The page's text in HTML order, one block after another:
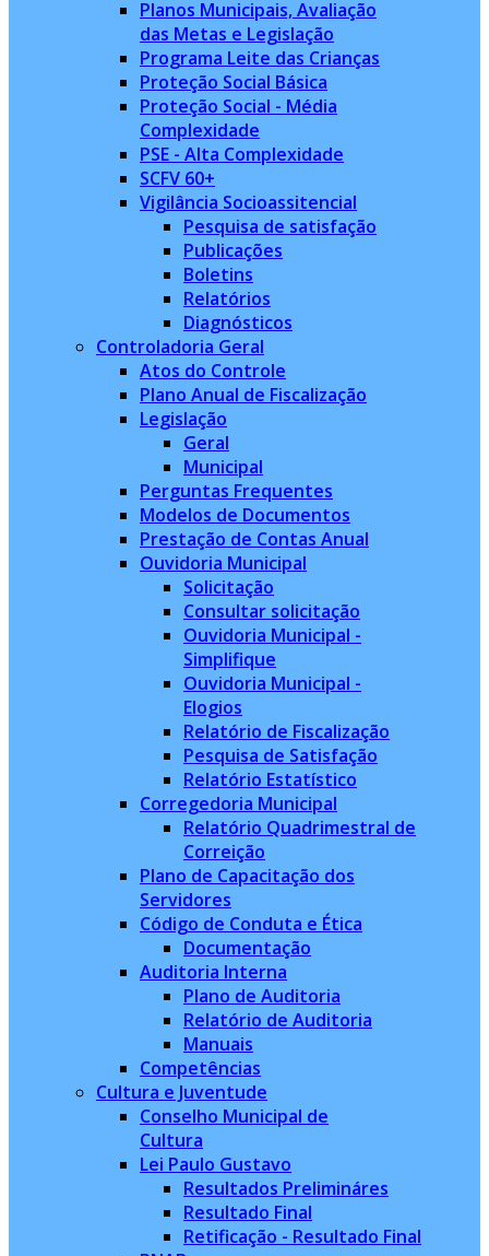
Planos Municipais, Avaliação
das Metas e Legislação
Programa Leite das Crianças
Proteção Social Básica
Proteção Social - Média
Complexidade
PSE - Alta Complexidade
SCFV 60+
Vigilância Socioassitencial
Pesquisa de satisfação
Publicações
Boletins
Relatórios
Diagnósticos
Controladoria Geral
Atos do Controle
Plano Anual de Fiscalização
Legislação
Geral
Municipal
Perguntas Frequentes
Modelos de Documentos
Prestação de Contas Anual
Ouvidoria Municipal
Solicitação
Consultar solicitação
Ouvidoria Municipal -
Simplifique
Ouvidoria Municipal -
Elogios
Relatório de Fiscalização
Pesquisa de Satisfação
Relatório Estatístico
Corregedoria Municipal
Relatório Quadrimestral de
Correição
Plano de Capacitação dos
Servidores
Código de Conduta e Ética
Documentação
Auditoria Interna
Plano de Auditoria
Relatório de Auditoria
Manuais
Competências
Cultura e Juventude
Conselho Municipal de
Cultura
Lei Paulo Gustavo
Resultados Prelimináres
Resultado Final
Retificação - Resultado Final